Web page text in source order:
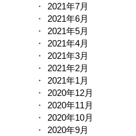
2021年7月
2021年6月
2021年5月
2021年4月
2021年3月
2021年2月
2021年1月
2020年12月
2020年11月
2020年10月
2020年9月